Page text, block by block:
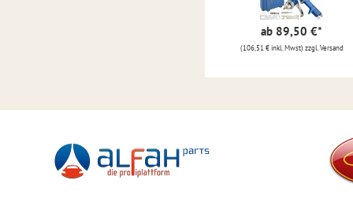
ab 89,50 €*
(106,51 € inkl. Mwst) zzgl. Versand